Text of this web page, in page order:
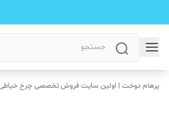
پرهام دوخت | اولین سایت فروش تخصصی چرخ